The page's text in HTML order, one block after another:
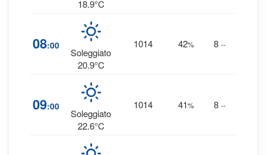
18.9°C
08:00
Soleggiato
20.9°C
1014 42% 8 --
09:00
Soleggiato
22.6°C
1014 41% 8 --